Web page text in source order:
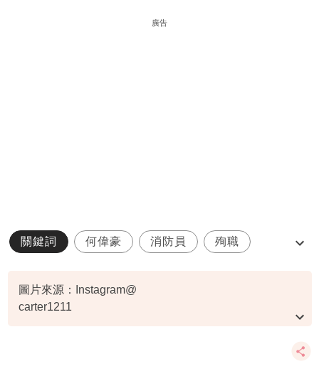
廣告
關鍵詞 何偉豪 消防員 殉職
圖片來源：Instagram@
carter1211